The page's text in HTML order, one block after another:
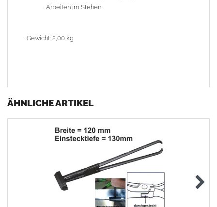
Arbeiten im Stehen
Gewicht: 2,00 kg
ÄHNLICHE ARTIKEL